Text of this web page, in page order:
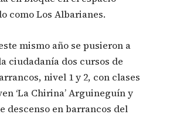
como Los Albarianes.
mismo año se pusieron a
ciudadanía dos cursos de
nivel 1 y 2, con clases
‘La Chirina’ Arguineguín y
descenso en barrancos del